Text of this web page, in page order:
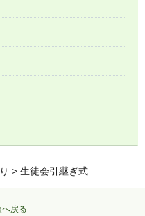
> 生徒会引継ぎ式
戻る